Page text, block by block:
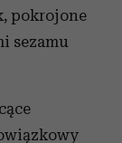
pokrojone
sezamu